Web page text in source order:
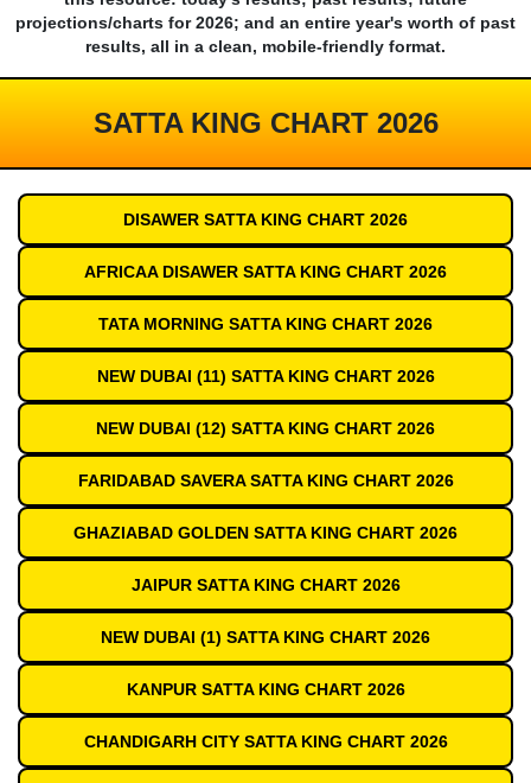
projections/charts for 2026; and an entire year's worth of past
results, all in a clean, mobile-friendly format.
SATTA KING CHART 2026
DISAWER SATTA KING CHART 2026
AFRICAA DISAWER SATTA KING CHART 2026
TATA MORNING SATTA KING CHART 2026
NEW DUBAI (11) SATTA KING CHART 2026
NEW DUBAI (12) SATTA KING CHART 2026
FARIDABAD SAVERA SATTA KING CHART 2026
GHAZIABAD GOLDEN SATTA KING CHART 2026
JAIPUR SATTA KING CHART 2026
NEW DUBAI (1) SATTA KING CHART 2026
KANPUR SATTA KING CHART 2026
CHANDIGARH CITY SATTA KING CHART 2026